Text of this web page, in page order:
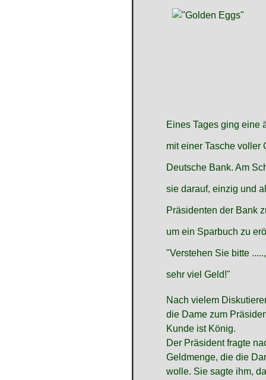
Eines Tages ging eine
mit einer Tasche voller
Deutsche Bank. Am
sie darauf, einzig und
Präsidenten der Bank
um ein Sparbuch zu
"Verstehen Sie bitte
sehr viel Geld!"
Nach vielem
die Dame zum
Kunde ist König.
Der Präsident fragte
Geldmenge, die die
wolle. Sie sagte ihm,